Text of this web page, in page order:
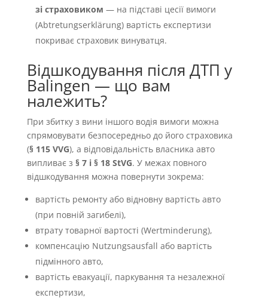
зі страховиком — на підставі цесії вимоги
(Abtretungserklärung) вартість експертизи
покриває страховик винуватця.
Відшкодування після ДТП у
Balingen — що вам
належить?
При збитку з вини іншого водія вимоги можна
спрямовувати безпосередньо до його страховика
(§ 115 VVG), а відповідальність власника авто
випливає з § 7 і § 18 StVG. У межах повного
відшкодування можна повернути зокрема:
вартість ремонту або відновну вартість авто
(при повній загибелі),
втрату товарної вартості (Wertminderung),
компенсацію Nutzungsausfall або вартість
підмінного авто,
вартість евакуації, паркування та незалежної
експертизи,